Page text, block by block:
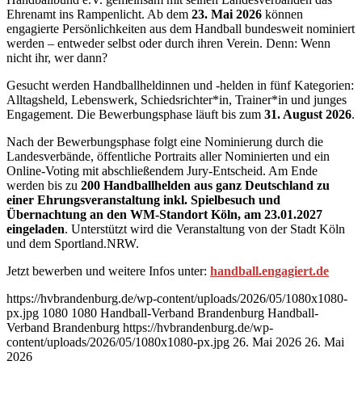
Ehrenamt ins Rampenlicht. Ab dem 23. Mai 2026 können
engagierte Persönlichkeiten aus dem Handball bundesweit nominiert
werden – entweder selbst oder durch ihren Verein. Denn: Wenn
nicht ihr, wer dann?
Gesucht werden Handballheldinnen und -helden in fünf Kategorien:
Alltagsheld, Lebenswerk, Schiedsrichter*in, Trainer*in und junges
Engagement. Die Bewerbungsphase läuft bis zum 31. August 2026.
Nach der Bewerbungsphase folgt eine Nominierung durch die
Landesverbände, öffentliche Portraits aller Nominierten und ein
Online-Voting mit abschließendem Jury-Entscheid. Am Ende
werden bis zu 200 Handballhelden aus ganz Deutschland zu
einer Ehrungsveranstaltung inkl. Spielbesuch und
Übernachtung an den WM-Standort Köln, am 23.01.2027
eingeladen. Unterstützt wird die Veranstaltung von der Stadt Köln
und dem Sportland.NRW.
Jetzt bewerben und weitere Infos unter: handball.engagiert.de
https://hvbrandenburg.de/wp-content/uploads/2026/05/1080x1080-
px.jpg 1080 1080 Handball-Verband Brandenburg Handball-
Verband Brandenburg https://hvbrandenburg.de/wp-
content/uploads/2026/05/1080x1080-px.jpg 26. Mai 2026 26. Mai
2026